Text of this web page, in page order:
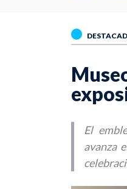
El
avanza